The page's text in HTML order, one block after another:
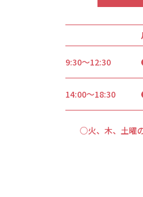
9:30～12:30
14:00～18:30
○火、木、土曜